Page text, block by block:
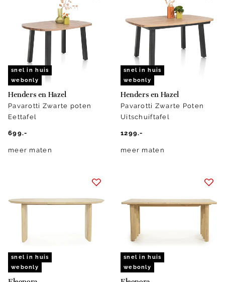
snel in huis
webonly
Henders en Hazel
Pavarotti Zwarte poten
Eettafel
699.-
meer maten
snel in huis
webonly
Henders en Hazel
Pavarotti Zwarte Poten
Uitschuiftafel
1299.-
meer maten
snel in huis
webonly
snel in huis
webonly